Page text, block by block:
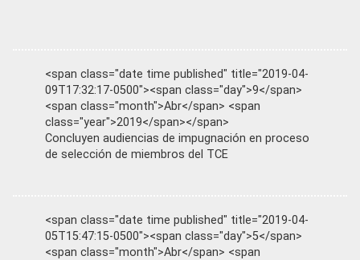
<span class="date time published" title="2019-04-
09T17:32:17-0500"><span class="day">9</span>
<span class="month">Abr</span> <span
class="year">2019</span></span>
Concluyen audiencias de impugnación en proceso
de selección de miembros del TCE
<span class="date time published" title="2019-04-
05T15:47:15-0500"><span class="day">5</span>
<span class="month">Abr</span> <span